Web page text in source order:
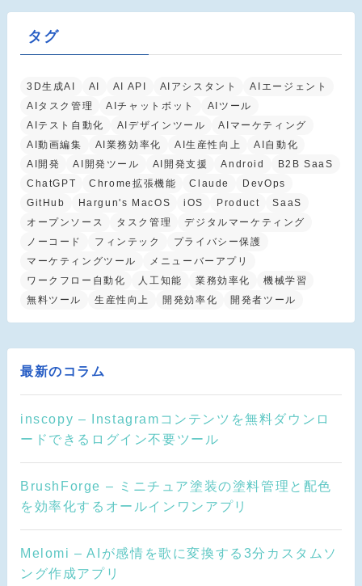
タグ
3D生成AI AI AI API AIアシスタント
AIエージェント
AIタスク管理
AIチャットボット
AIツール
AIテスト自動化
AIデザインツール
AIマーケティング
AI動画編集
AI業務効率化 AI生産性向上
AI自動化
AI開発
AI開発ツール AI開発支援 Android
B2B SaaS
ChatGPT
Chrome拡張機能 Claude
DevOps
GitHub
Hargun's MacOS iOS Product
SaaS
オープンソース
タスク管理
デジタルマーケティング
ノーコード
フィンテック
プライバシー保護
マーケティングツール
メニューバーアプリ
ワークフロー自動化
人工知能 業務効率化
機械学習
無料ツール
生産性向上 開発効率化 開発者ツール
最新のコラム
inscopy – Instagramコンテンツを無料ダウンロ
ードできるログイン不要ツール
BrushForge – ミニチュア塗装の塗料管理と配色
を効率化するオールインワンアプリ
Melomi – AIが感情を歌に変換する3分カスタムソ
ング作成アプリ